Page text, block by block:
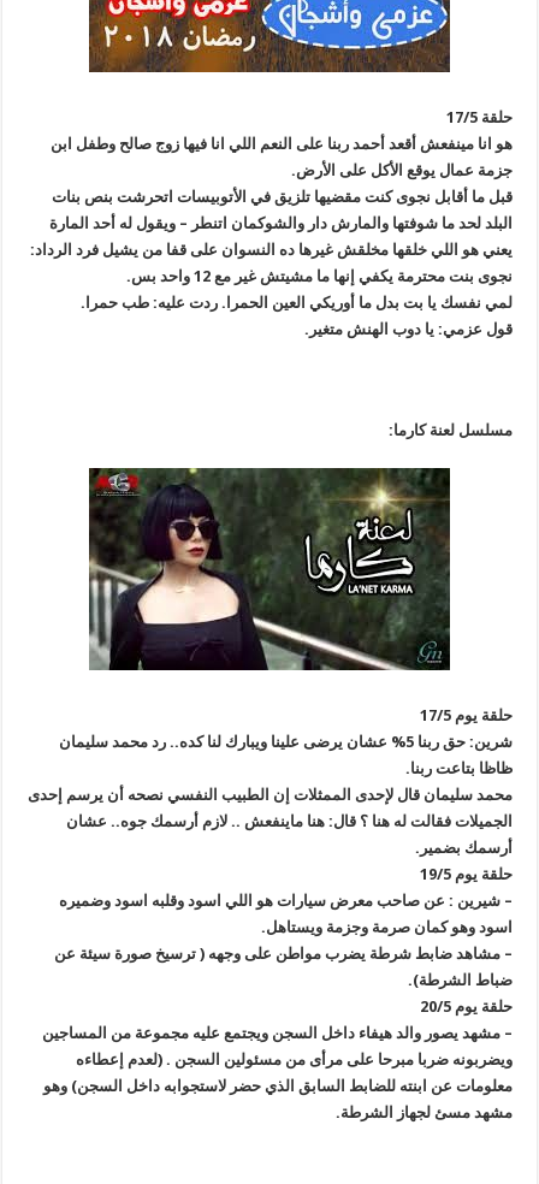
حلقة 17/5
هو انا مينفعش أقعد أحمد ربنا على النعم اللي انا فيها زوج صالح وطفل ابن
جزمة عمال يوقع الأكل على الأرض.
قبل ما أقابل نجوى كنت مقضيها تلزيق في الأتوبيسات اتحرشت بنص بنات
البلد لحد ما شوفتها والمارش دار والشوكمان اتنطر – ويقول له أحد المارة
يعني هو اللي خلقها مخلقش غيرها ده النسوان على قفا من يشيل فرد الرداد:
نجوى بنت محترمة يكفي إنها ما مشيتش غير مع 12 واحد بس.
لمي نفسك يا بت بدل ما أوريكي العين الحمرا. ردت عليه: طب حمرا.
قول عزمي: يا دوب الهنش متغير.
مسلسل لعنة كارما:
حلقة يوم 17/5
شرين: حق ربنا 5% عشان يرضى علينا ويبارك لنا كده.. رد محمد سليمان
ظاظا بتاعت ربنا.
محمد سليمان قال لإحدى الممثلات إن الطبيب النفسي نصحه أن يرسم إحدى
الجميلات فقالت له هنا ؟ قال: هنا ماينفعش .. لازم أرسمك جوه.. عشان
أرسمك بضمير.
حلقة يوم 19/5
– شيرين : عن صاحب معرض سيارات هو اللي اسود وقلبه اسود وضميره
اسود وهو كمان صرمة وجزمة ويستاهل.
– مشاهد ضابط شرطة يضرب مواطن على وجهه ( ترسيخ صورة سيئة عن
ضباط الشرطة).
حلقة يوم 20/5
– مشهد يصور والد هيفاء داخل السجن ويجتمع عليه مجموعة من المساجين
ويضربونه ضربا مبرحا على مرأى من مسئولين السجن . (لعدم إعطاءه
معلومات عن ابنته للضابط السابق الذي حضر لاستجوابه داخل السجن) وهو
مشهد مسئ لجهاز الشرطة.